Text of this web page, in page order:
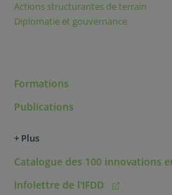
Actions structurantes de terrain
Diplomatie et gouvernance
Formations
Publications
+ Plus
Catalogue des 100 innovations
Infolettre de l'IFDD